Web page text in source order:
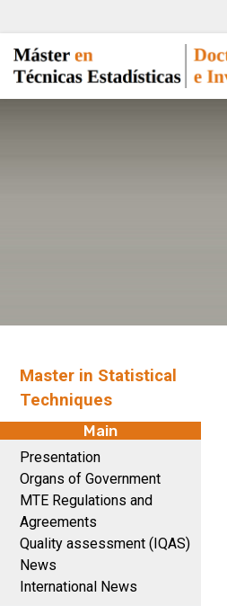
Master in Statistical
Techniques
Main
Presentation
Organs of Government
MTE Regulations and
Agreements
Quality assessment (IQAS)
News
International News